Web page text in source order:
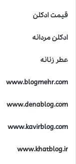
قیمت ادکلن
ادکلن مردانه
عطر زنانه
www.blogmehr.com
www.denablog.com
www.kavirblog.com
www.khatblog.ir